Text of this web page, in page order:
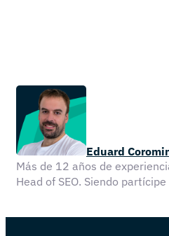
Eduard
Más de 12 años de
Head of SEO. Siendo